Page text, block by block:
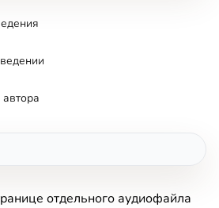
отдельного аудиофайла